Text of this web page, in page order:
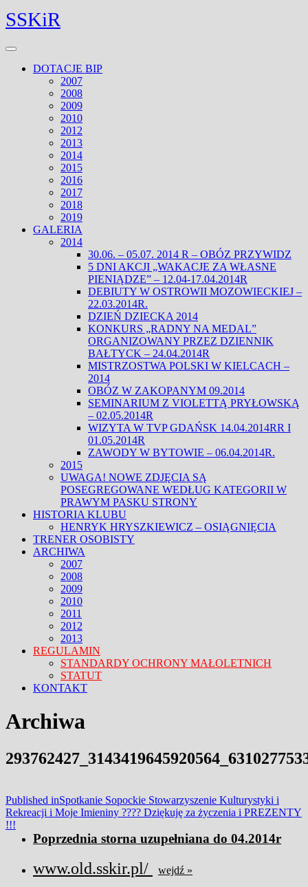
Skip
to
Facebook
Twitter
SSKiR
Open
DOTACJE BIP
2007
2008
2009
2010
2012
2013
2014
2015
2016
2017
2018
2019
GALERIA
2014
30.06. – 05.07. 2014 R – OBÓZ PRZYWIDZ
5 DNI AKCJI „WAKACJE ZA WŁASNE
PIENIĄDZE” – 12.04-17.04.2014R
DEBIUTY W OSTROWII MOZOWIECKIEJ –
22.03.2014R.
DZIEŃ DZIECKA 2014
KONKURS „RADNY NA MEDAL”
ORGANIZOWANY PRZEZ DZIENNIK
BAŁTYCK – 24.04.2014R
MISTRZOSTWA POLSKI W KIELCACH –
2014
OBÓZ W ZAKOPANYM 09.2014
SEMINARIUM Z VIOLETTĄ PRYŁOWSKĄ
– 02.05.2014R
WIZYTA W TVP GDAŃSK 14.04.2014RR I
01.05.2014R
ZAWODY W BYTOWIE – 06.04.2014R.
2015
UWAGA! NOWE ZDJĘCIA SĄ
POSEGREGOWANE WEDŁUG KATEGORII W
PRAWYM PASKU STRONY
HISTORIA KLUBU
HENRYK HRYSZKIEWICZ – OSIĄGNIĘCIA
TRENER OSOBISTY
ARCHIWA
2007
2008
2009
2010
2011
2012
2013
REGULAMIN
STANDARDY OCHRONY MAŁOLETNICH
STATUT
KONTAKT
FACEBOOK
MENU
Archiwa
Nawigacja
wpisu
Published inSpotkanie Sopockie Stowarzyszenie Kulturystyki i
Rekreacji i Moje Imieniny ???? Dziękuję za życzenia i PREZENTY
!!!
Poprzednia storna uzupełniana do 04.2014r
www.old.sskir.pl/ wejdź »